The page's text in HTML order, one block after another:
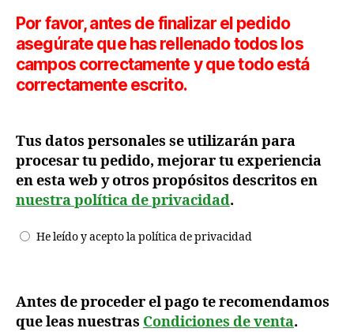
Por favor, antes de finalizar el pedido
asegúrate que has rellenado todos los
campos correctamente y que todo está
correctamente escrito.
Tus datos personales se utilizarán para
procesar tu pedido, mejorar tu experiencia
en esta web y otros propósitos descritos en
nuestra política de privacidad.
He leído y acepto la política de privacidad
Antes de proceder el pago te recomendamos
que leas nuestras Condiciones de venta.